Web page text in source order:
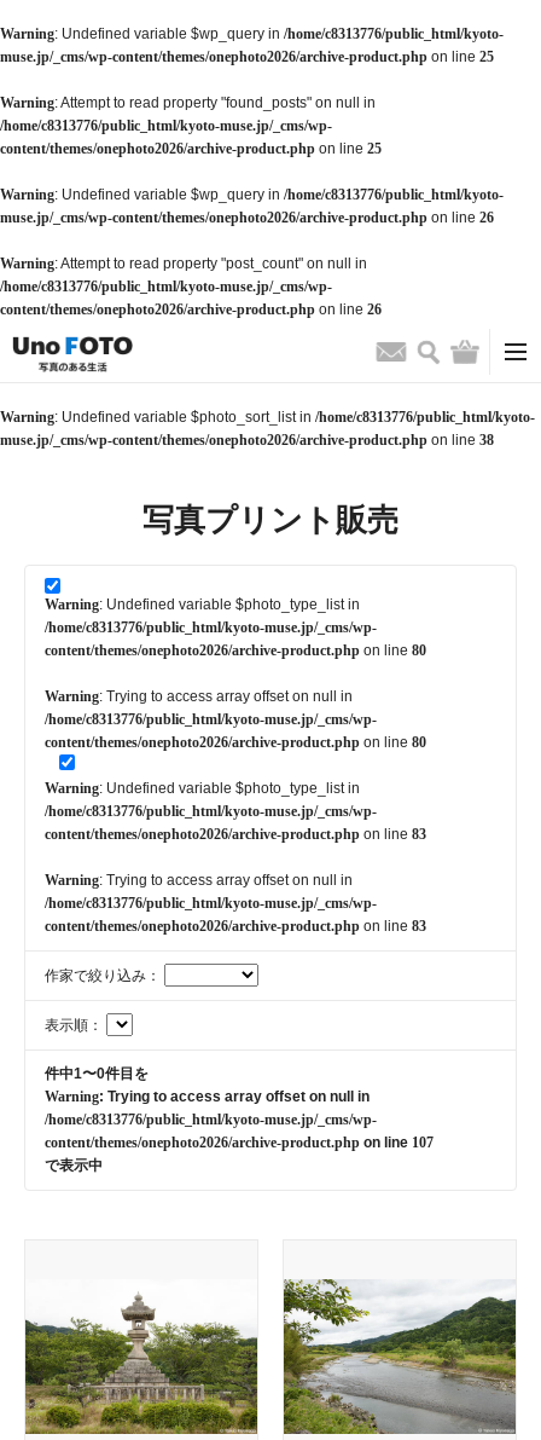
Warning: Undefined variable $wp_query in /home/c8313776/public_html/kyoto-
muse.jp/_cms/wp-content/themes/onephoto2026/archive-product.php on line 25
Warning: Attempt to read property "found_posts" on null in
/home/c8313776/public_html/kyoto-muse.jp/_cms/wp-
content/themes/onephoto2026/archive-product.php on line 25
Warning: Undefined variable $wp_query in /home/c8313776/public_html/kyoto-
muse.jp/_cms/wp-content/themes/onephoto2026/archive-product.php on line 26
Warning: Attempt to read property "post_count" on null in
/home/c8313776/public_html/kyoto-muse.jp/_cms/wp-
content/themes/onephoto2026/archive-product.php on line 26
お問い合わせ
検索 バッグ
Warning: Undefined variable $photo_sort_list in /home/c8313776/public_html/kyoto-
muse.jp/_cms/wp-content/themes/onephoto2026/archive-product.php on line 38
写真プリント販売
Warning: Undefined variable $photo_type_list in
/home/c8313776/public_html/kyoto-muse.jp/_cms/wp-
content/themes/onephoto2026/archive-product.php on line 80
Warning: Trying to access array offset on null in
/home/c8313776/public_html/kyoto-muse.jp/_cms/wp-
content/themes/onephoto2026/archive-product.php on line 80
Warning: Undefined variable $photo_type_list in
/home/c8313776/public_html/kyoto-muse.jp/_cms/wp-
content/themes/onephoto2026/archive-product.php on line 83
Warning: Trying to access array offset on null in
/home/c8313776/public_html/kyoto-muse.jp/_cms/wp-
content/themes/onephoto2026/archive-product.php on line 83
作家で絞り込み：
表示順：
件中1〜0件目を
Warning: Trying to access array offset on null in
/home/c8313776/public_html/kyoto-muse.jp/_cms/wp-
content/themes/onephoto2026/archive-product.php on line 107
で表示中